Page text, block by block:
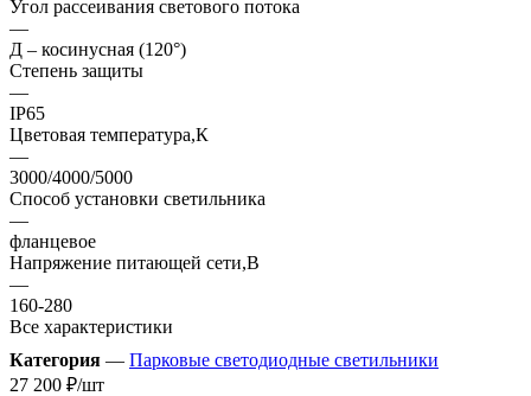
Угол рассеивания светового потока
—
Д – косинусная (120°)
Степень защиты
—
IP65
Цветовая температура,К
—
3000/4000/5000
Способ установки светильника
—
фланцевое
Напряжение питающей сети,В
—
160-280
Все характеристики
Категория — Парковые светодиодные светильники
27 200 ₽/шт